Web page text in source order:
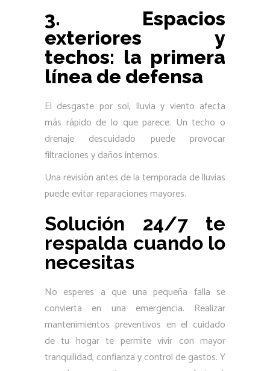
3. Espacios
exteriores y
techos: la primera
línea de defensa
El desgaste por sol, lluvia y viento afecta
más rápido de lo que parece. Un techo o
drenaje descuidado puede provocar
filtraciones y daños internos.
Una revisión antes de la temporada de lluvias
puede evitar reparaciones mayores.
Solución 24/7 te
respalda cuando lo
necesitas
No esperes a que una pequeña falla se
convierta en una emergencia. Realizar
mantenimientos preventivos en el cuidado
de tu hogar te permite vivir con mayor
tranquilidad, confianza y control de gastos. Y